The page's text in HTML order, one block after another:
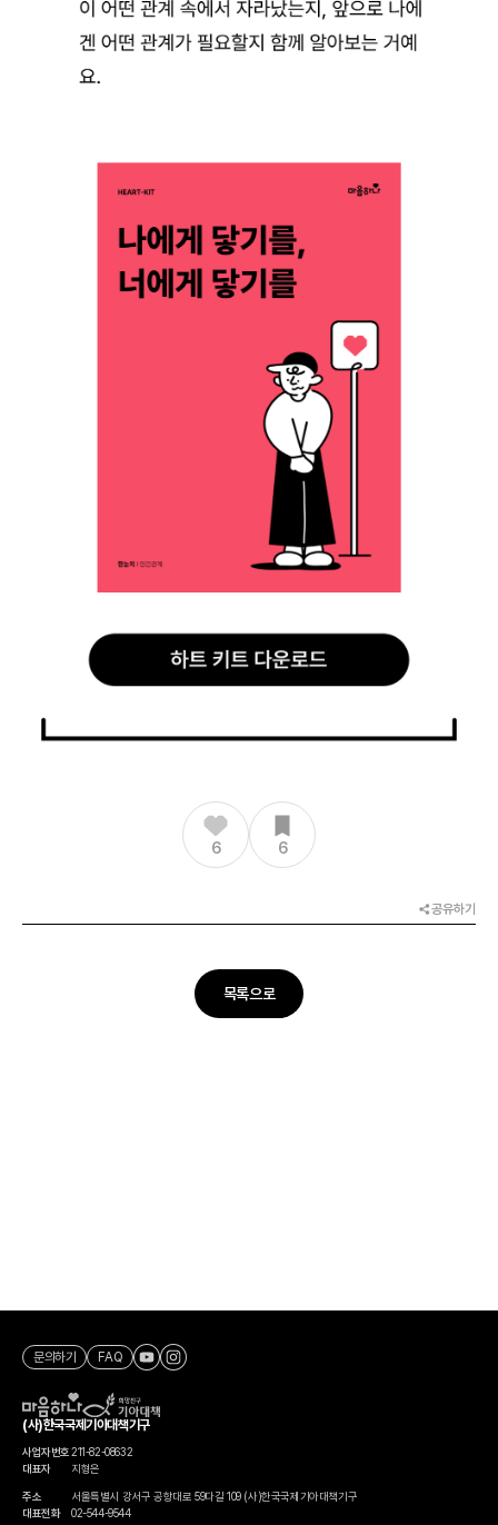
6 6
공유하기
목록으로
(사)한국국제기아대책기구
사업자번호211-82-08632
대표자
지형은
주소
서울특별시 강서구 공항대로 59다길 109 (사)한국국제기아대책기구
대표전화
02-544-9544
문의하기 FAQ